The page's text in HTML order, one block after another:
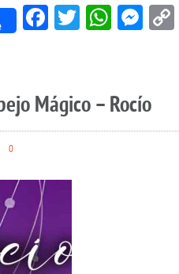
Facebook
Twitter
Mágico – Rocío
0